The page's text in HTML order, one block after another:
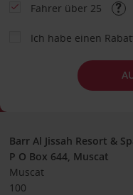
Fahrer über 25
Ich habe einen
Barr Al Jissah Resort &
P O Box 644, Muscat
Muscat
100